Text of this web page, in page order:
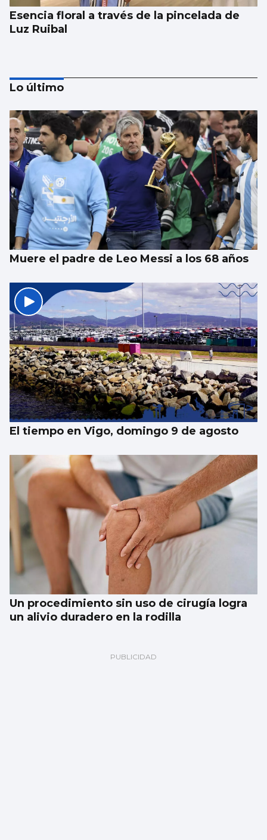
Esencia floral a través de la pincelada de
Luz Ruibal
Xanma Louro, de The Rapants: “Sempre foi
complicado dicir que tocamos. Somos un
guiso, abertos a todo”
Lo último
Muere el padre de Leo Messi a los 68 años
El tiempo en Vigo, domingo 9 de agosto
Un procedimiento sin uso de cirugía logra
un alivio duradero en la rodilla